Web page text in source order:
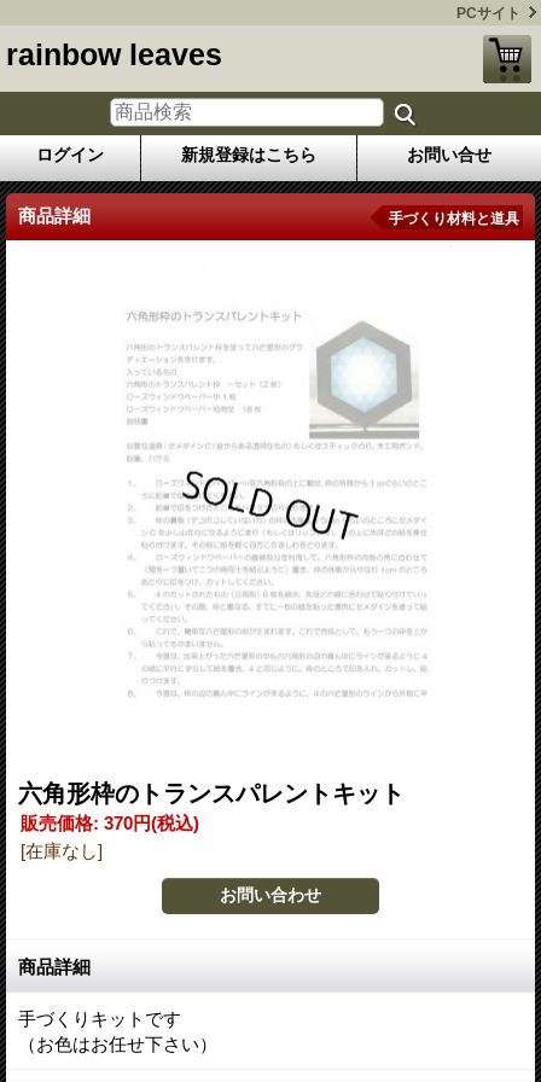
PCサイト
rainbow leaves
ログイン 新規登録はこちら お問い合せ
商品詳細 手づくり材料と道具
六角形枠のトランスパレントキット
販売価格: 370円(税込)
[在庫なし]
商品詳細
手づくりキットです
（お色はお任せ下さい）